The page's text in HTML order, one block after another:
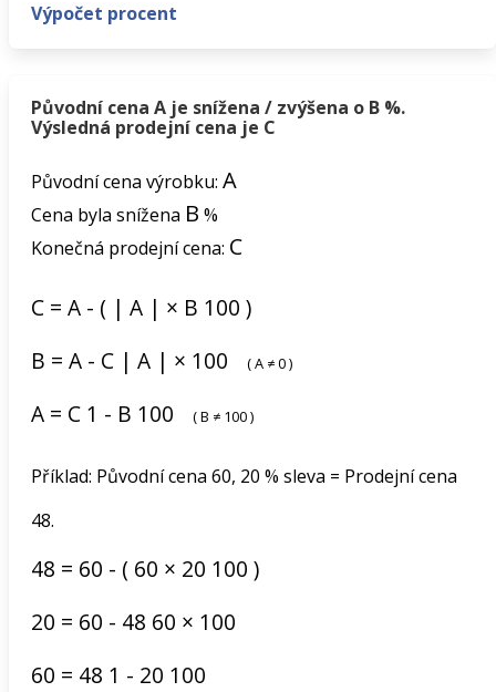
Výpočet procent
Původní cena A je snížena / zvýšena o B %.
Výsledná prodejní cena je C
Původní cena výrobku: A
Cena byla snížena B %
Konečná prodejní cena: C
C = A - ( | A | × B 100 )
B = A - C | A | × 100 (A ≠0)
A = C 1 - B 100 (B ≠ 100)
Příklad: Původní cena 60, 20 % sleva = Prodejní cena
48.
48 = 60 - ( 60 × 20 100 )
20 = 60 - 48 60 × 100
60 = 48 1 - 20 100